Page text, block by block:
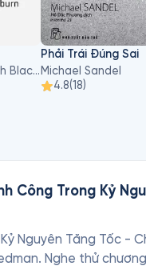
Elissa Epel, Elizabeth Blackburn
Phải Trái Đúng Sai
Michael Sandel
4.8(18)
Công Trong Kỷ
Nguyên Tăng Tốc -
Nghe thử